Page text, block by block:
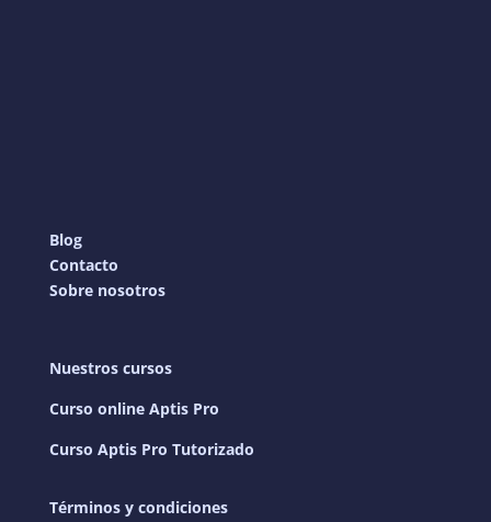
Blog
Contacto
Sobre nosotros
Nuestros cursos
Curso online Aptis Pro
Curso Aptis Pro Tutorizado
Términos y condiciones